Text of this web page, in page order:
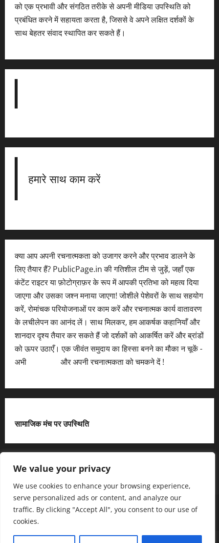
We value your privacy
We use cookies to enhance your browsing experience,
serve personalized ads or content, and analyze our
traffic. By clicking "Accept All", you consent to our use of
cookies.
को एक प्रभावी और संगठित तरीके से अपनी मीडिया उपस्थिति को
प्रबंधित करने में सहायता करता है, जिससे वे अपने लक्षित दर्शकों के
साथ बेहतर संवाद स्थापित कर सकते हैं।
हमारे साथ काम करें
क्या आप अपनी रचनात्मकता को उजागर करने और प्रभाव डालने के
लिए तैयार हैं? PublicPage.in की गतिशील टीम से जुड़ें, जहाँ एक
कंटेंट राइटर या फ़ोटोग्राफ़र के रूप में आपकी प्रतिभा को महत्व दिया
जाएगा और उसका जश्न मनाया जाएगा! जोशीले पेशेवरों के साथ सहयोग
करें, रोमांचक परियोजनाओं पर काम करें और रचनात्मक कार्य वातावरण
के लचीलेपन का आनंद लें। साथ मिलकर, हम आकर्षक कहानियाँ और
शानदार दृश्य तैयार कर सकते हैं जो दर्शकों को आकर्षित करें और ब्रांडों
को ऊपर उठाएँ। एक जीवंत समुदाय का हिस्सा बनने का मौका न चूकें -
अभी
और अपनी रचनात्मकता को चमकने दें !
सामाजिक मंच पर उपस्थिति
X
हमसे जुड़ें
आधिकारिक नीति पृष्ठ (Privacy Policy)